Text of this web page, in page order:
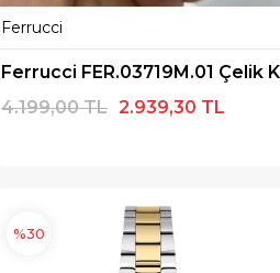
Ferrucci
2.939,30 TL
4.199,00 TL
%30